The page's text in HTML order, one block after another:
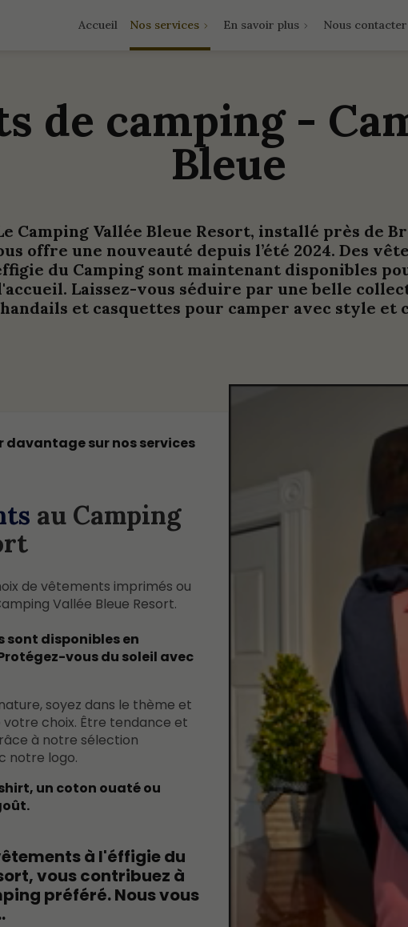
Accueil Nos services En savoir plus Nous contacter
de camping -
Bleue
Camping Vallée Bleue Resort, installé près de
offre une nouveauté depuis l’été 2024. Des
du Camping sont maintenant disponibles
Laissez-vous séduire par une belle
et casquettes pour camper avec style et
davantage sur nos services
au Camping
de vêtements imprimés ou
Vallée Bleue Resort.
sont disponibles en
vous du soleil avec
soyez dans le thème et
choix. Être tendance et
à notre sélection
notre logo.
un coton ouaté ou
à l'éffigie du
vous contribuez à
préféré. Nous vous